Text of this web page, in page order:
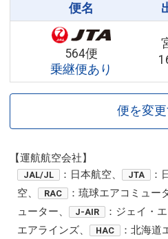
便名
564便
乗継便あり
便を変
【運航航空会社】
JAL/JL ：日本航空、 JTA
：
空、
RAC ：琉球エアコミュー
ューター、
J-AIR ：ジェイ・エ
エアラインズ、
HAC ：北海道